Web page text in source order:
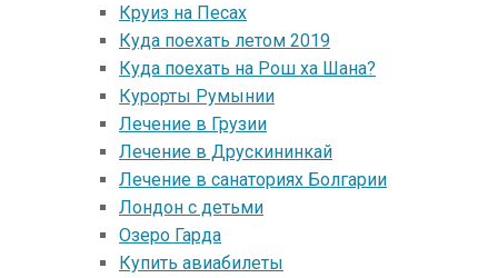
Круиз на Песах
Куда поехать летом 2019
Куда поехать на Рош ха Шана?
Курорты Румынии
Лечение в Грузии
Лечение в Друскининкай
Лечение в санаториях Болгарии
Лондон с детьми
Озеро Гарда
Купить авиабилеты